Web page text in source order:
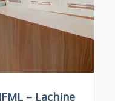
– Lachine